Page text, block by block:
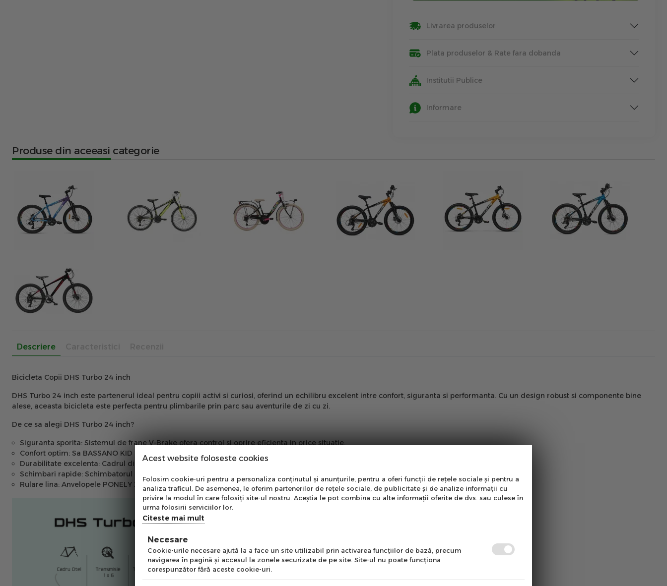
Livrarea produselor
Plata produselor & Rate fara dobanda
Institutii Publice
Informare
Produse din aceeasi categorie
Descriere
Bicicleta Copii DHS Turbo 24 inch
DHS Turbo 24 inch este partenerul ideal pentru copiii activi si curiosi, oferind un echilibru excelent intre confort, siguranta si performanta. Cu un design robust si componente bine
alese, aceasta bicicleta este perfecta pentru plimbarile prin parc sau aventurile de zi cu zi.
De ce sa alegi DHS Turbo 24 inch?
Siguranta sporita: Sistemul de frane V-Brake ofera control si oprire eficienta in orice situatie.
Confort optim: Sa BASSANO KID 24 (MITO 24) asigura o sedere confortabila pentru plimbari lungi.
Durabilitate excelenta: Cadrul din otel este rezistent si pregatit pentru utilizare intensa.
Schimbari rapide: Schimbatorul POWER RD25-B cu 6 viteze este perfect pentru adaptarea la diferite tipuri de teren.
Rulare lina: Anvelopele PONELY 24x2,10 asigura o buna tractiune si stabilitate pe orice drum.
Acest website foloseste cookies
Folosim cookie-uri pentru a personaliza conținutul și anunțurile, pentru a oferi funcții de rețele sociale și pentru a
analiza traficul. De asemenea, le oferim partenerilor de rețele sociale, de publicitate și de analize informații cu
privire la modul în care folosiți site-ul nostru. Aceștia le pot combina cu alte informații oferite de dvs. sau culese în
urma folosirii serviciilor lor.
Citeste mai mult
Necesare
Cookie-urile necesare ajută la a face un site utilizabil prin activarea funcţiilor de bază, precum
navigarea în pagină şi accesul la zonele securizate de pe site. Site-ul nu poate funcţiona
corespunzător fără aceste cookie-uri.
Abonare Newsletter
Abonează-te la newsletter
pentru a primi cele mai noi